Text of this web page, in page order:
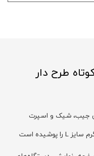
طرح دار
جیب، شیک و اسپرت